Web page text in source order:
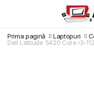
Prima pagină Laptopuri
Dell Latitude 5420 Core i3-